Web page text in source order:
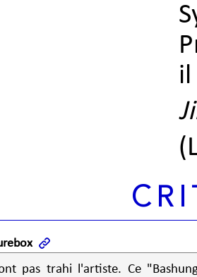
pas trahi l'artiste. Ce